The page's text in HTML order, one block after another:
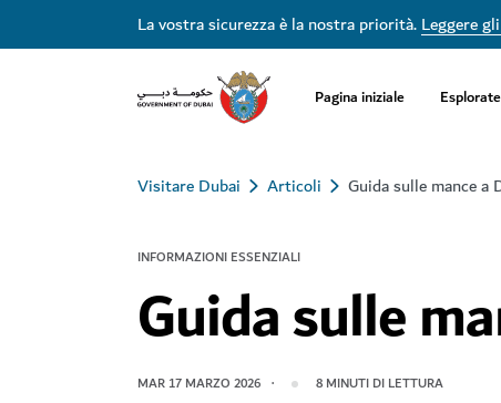
La vostra sicurezza è la nostra priorità.Leggere
Pagina iniziale
Visitare Dubai Articoli Guida sulle mance a
INFORMAZIONI ESSENZIALI
Guida sulle
MAR 17 MARZO 2026 8 MINUTI DI LETTURA